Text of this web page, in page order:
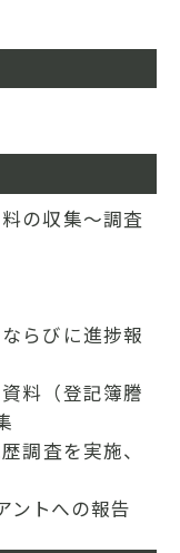
の収集～調査
らびに進捗報
料（登記簿謄
調査を実施、
ントへの報告